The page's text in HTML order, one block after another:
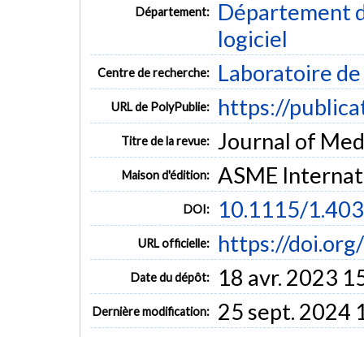
Département:
Département
logiciel
Centre de recherche: Laboratoire
URL de PolyPublie: https://
Titre de la revue: Journal of
Maison d'édition: ASME
DOI: 10.1115/
URL officielle: https://
Date du dépôt: 18 avr. 2023
Dernière modification: 25 sept. 2024